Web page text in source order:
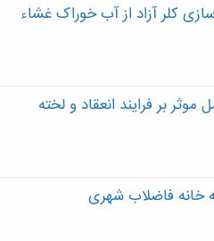
كلر آزاد از آب خوراک غشاء
بر فرایند انعقاد و لخته
خانه فاضلاب شهری